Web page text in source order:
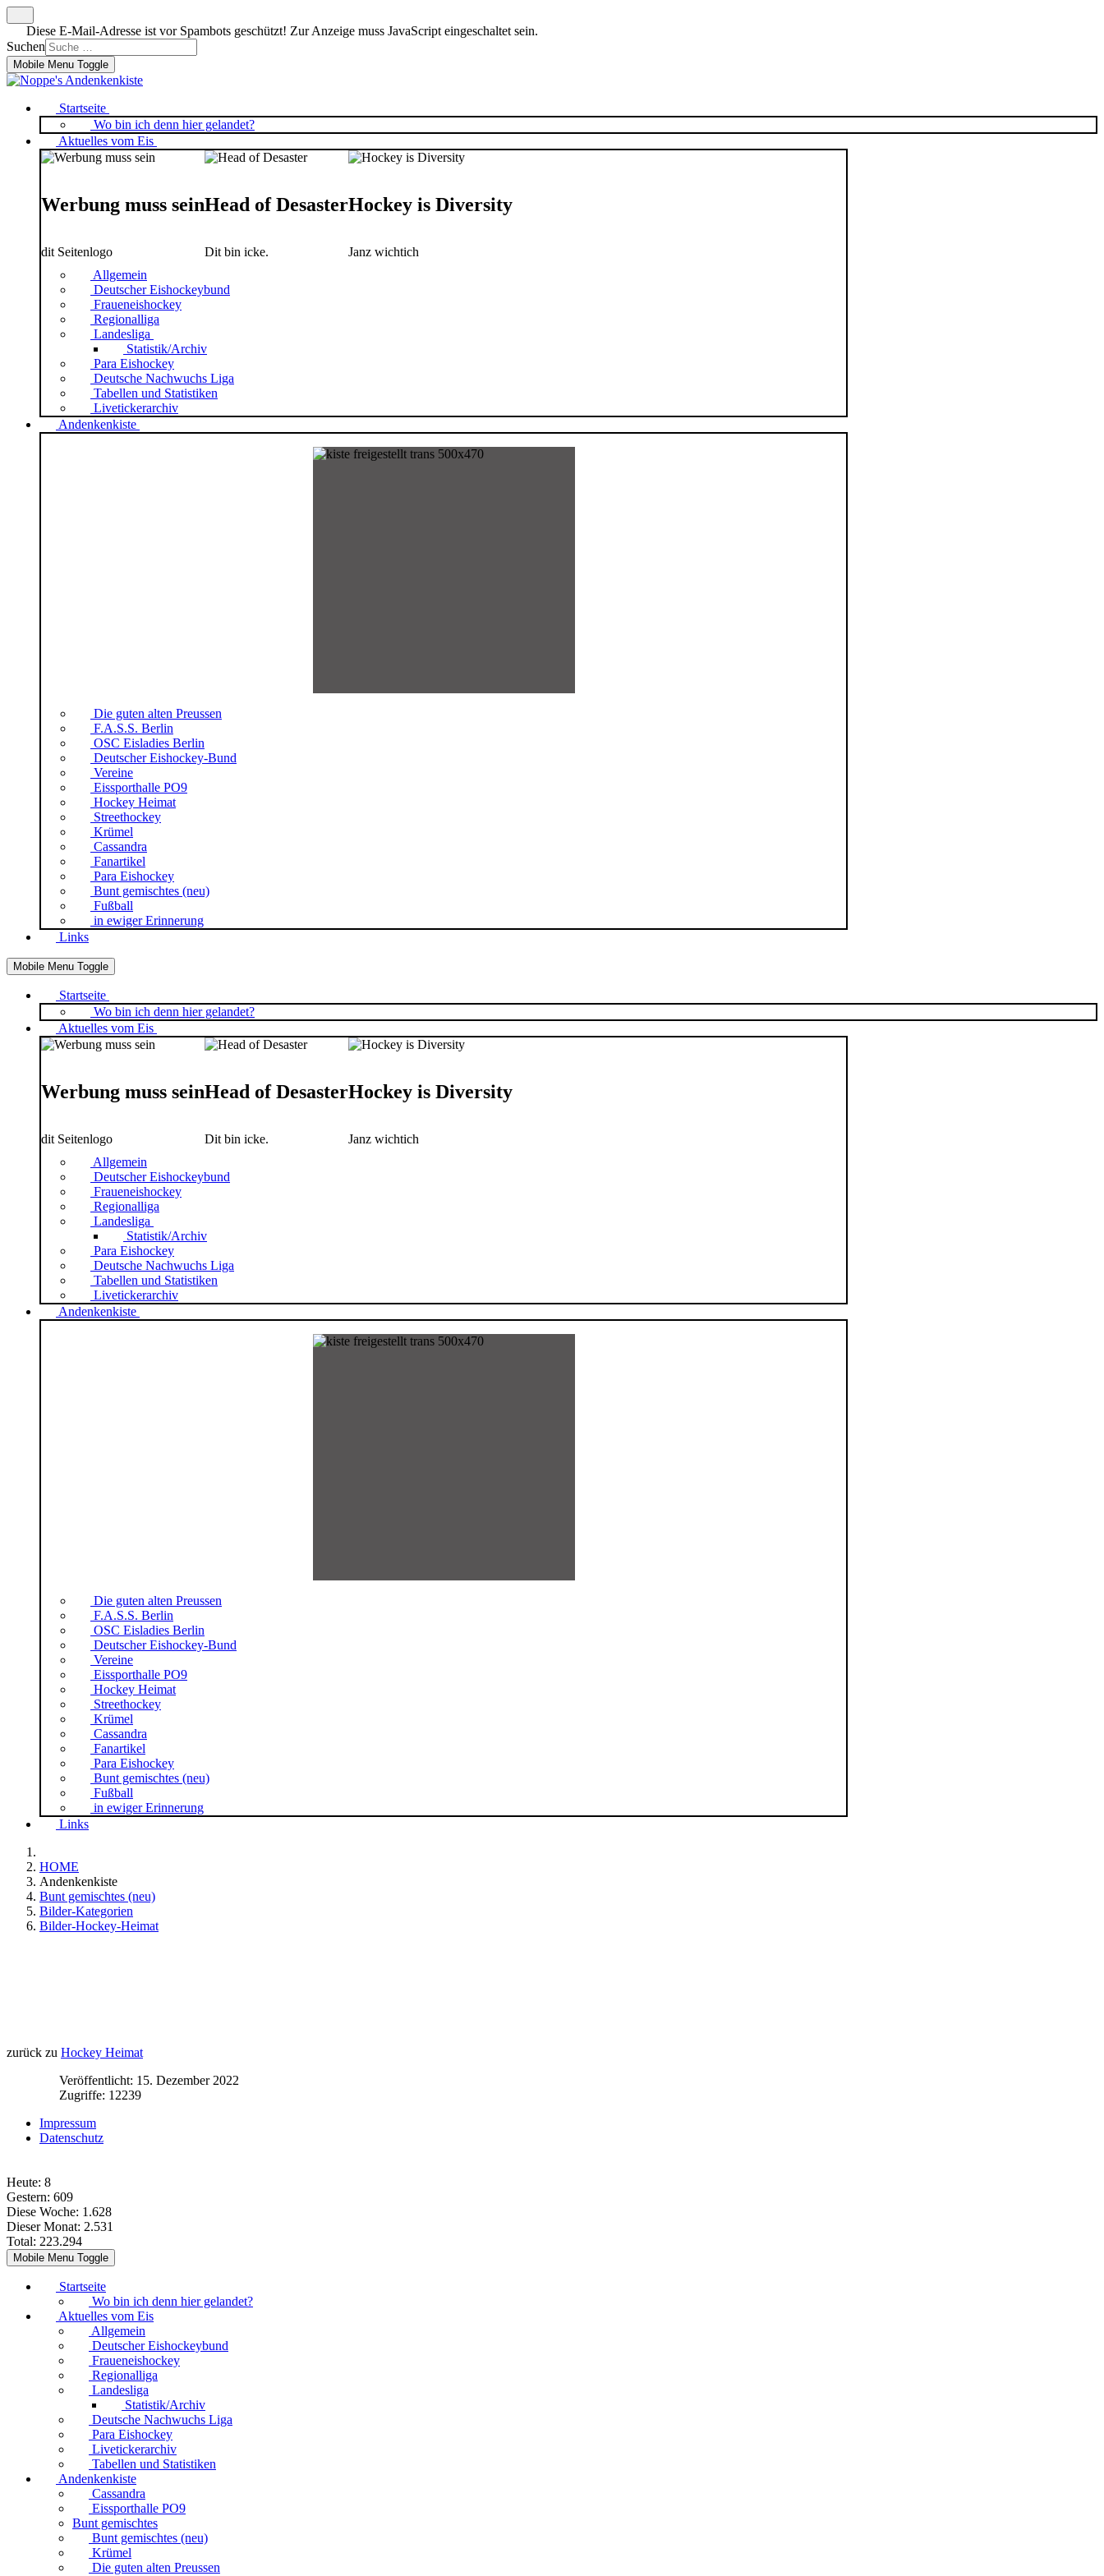
Diese E-Mail-Adresse ist vor Spambots geschützt! Zur Anzeige muss JavaScript eingeschaltet sein.
Suchen
Mobile Menu Toggle
Startseite
Wo bin ich denn hier gelandet?
Aktuelles vom Eis
Werbung muss sein
dit Seitenlogo
Head of Desaster
Dit bin icke.
Hockey is Diversity
Janz wichtich
Allgemein
Deutscher Eishockeybund
Fraueneishockey
Regionalliga
Landesliga
Statistik/Archiv
Para Eishockey
Deutsche Nachwuchs Liga
Tabellen und Statistiken
Livetickerarchiv
Andenkenkiste
Die guten alten Preussen
F.A.S.S. Berlin
OSC Eisladies Berlin
Deutscher Eishockey-Bund
Vereine
Eissporthalle PO9
Hockey Heimat
Streethockey
Krümel
Cassandra
Fanartikel
Para Eishockey
Bunt gemischtes (neu)
Fußball
in ewiger Erinnerung
Links
Mobile Menu Toggle
Startseite
Wo bin ich denn hier gelandet?
Aktuelles vom Eis
Werbung muss sein
dit Seitenlogo
Head of Desaster
Dit bin icke.
Hockey is Diversity
Janz wichtich
Allgemein
Deutscher Eishockeybund
Fraueneishockey
Regionalliga
Landesliga
Statistik/Archiv
Para Eishockey
Deutsche Nachwuchs Liga
Tabellen und Statistiken
Livetickerarchiv
Andenkenkiste
Die guten alten Preussen
F.A.S.S. Berlin
OSC Eisladies Berlin
Deutscher Eishockey-Bund
Vereine
Eissporthalle PO9
Hockey Heimat
Streethockey
Krümel
Cassandra
Fanartikel
Para Eishockey
Bunt gemischtes (neu)
Fußball
in ewiger Erinnerung
Links
HOME
Andenkenkiste
Bunt gemischtes (neu)
Bilder-Kategorien
Bilder-Hockey-Heimat
zurück zu Hockey Heimat
Veröffentlicht: 15. Dezember 2022
Zugriffe: 12239
Impressum
Datenschutz
Heute: 8
Gestern: 609
Diese Woche: 1.628
Dieser Monat: 2.531
Total: 223.294
Mobile Menu Toggle
Startseite
Wo bin ich denn hier gelandet?
Aktuelles vom Eis
Allgemein
Deutscher Eishockeybund
Fraueneishockey
Regionalliga
Landesliga
Statistik/Archiv
Deutsche Nachwuchs Liga
Para Eishockey
Livetickerarchiv
Tabellen und Statistiken
Andenkenkiste
Cassandra
Eissporthalle PO9
Bunt gemischtes
Bunt gemischtes (neu)
Krümel
Die guten alten Preussen